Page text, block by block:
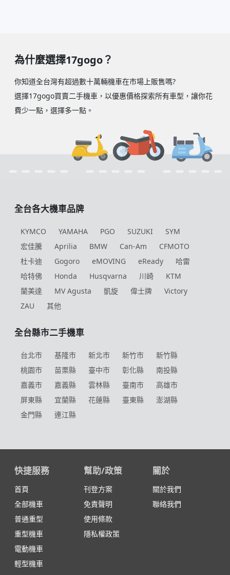
為什麼選擇17gogo？
你知道全台灣有超過數十萬輛機車在市場上販售嗎?
選擇17gogo買賣二手機車，以優惠價格探索所有車型，讓你花
費少一點，選擇多一點。
全台各大機車品牌
KYMCO YAMAHA PGO SUZUKI
SYM
宏佳騰
Aprilia BMW Can-Am
CFMOTO
杜卡迪
Gogoro eMOVING eReady
哈雷
哈特佛
Honda Husqvarna 川崎
KTM
蘭美達
MV Agusta 凱旋 偉士牌
Victory
ZAU
其他
全台縣市二手機車
台北市 基隆市 新北市 新竹市
新竹縣
桃園市
苗栗縣 臺中市 彰化縣
南投縣
嘉義市
嘉義縣 雲林縣 臺南市
高雄市
屏東縣
宜蘭縣 花蓮縣 臺東縣
澎湖縣
金門縣
連江縣
快捷服務
首頁
全部機車
普通重型
重型機車
電動機車
輕型機車
幫助/政策
刊登方案
免責聲明
使用條款
隱私權政策
關於
關於我們
聯絡我們